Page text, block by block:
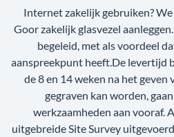
Internet zakelijk gebruiken?
Goor zakelijk glasvezel
begeleid, met als voordeel
aanspreekpunt heeft.De levertijd
de 8 en 14 weken na het
gegraven kan worden,
werkzaamheden aan vooraf.
uitgebreide Site Survey